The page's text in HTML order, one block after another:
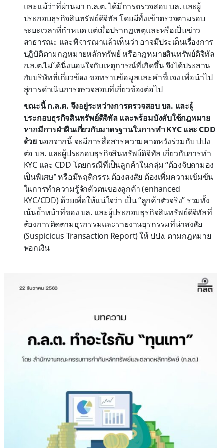
และแม้ว่าที่ผ่านมา ก.ล.ต. ได้มีการตรวจสอบ บล. และผู้
ประกอบธุรกิจสินทรัพย์ดิจิทัล โดยมีทั้งเข้าตรวจตามรอบ
ระยะเวลาที่กำหนด แต่เมื่อปรากฏเหตุและหรือเป็นข่าว
สาธารณะ และพิจารณาแล้วเห็นว่า อาจมีประเด็นเรื่องการ
ปฏิบัติตามกฎหมายหลักทรัพย์ หรือกฎหมายสินทรัพย์ดิจิทัล
ก.ล.ต.ไม่ได้นิ่งนอนใจกับเหตุการณ์ที่เกิดขึ้น จึงได้ประสาน
กับบริษัทที่เกี่ยวข้อง ขอทราบข้อมูลและคำชี้แจง เพื่อนำไป
สู่การดำเนินการตรวจสอบที่เกี่ยวข้องต่อไป
ขณะนี้ ก.ล.ต. จึงอยู่ระหว่างการตรวจสอบ บล. และผู้
ประกอบธุรกิจสินทรัพย์ดิจิทัล และพร้อมบังคับใช้กฎหมาย
หากมีการฝ่าฝืนเกี่ยวกับมาตรฐานในการทำ KYC และ CDD
ด้วยนอกจากนี้ จะมีการสื่อสารความคาดหวังร่วมกับ ปปง
ต่อ บล. และผู้ประกอบธุรกิจสินทรัพย์ดิจิทัล เกี่ยวกับการทำ
KYC และ CDD โดยกรณีที่เป็นลูกค้าในกลุ่ม “ต้องจับตามอง
เป็นพิเศษ” หรือมีพฤติกรรมต้องสงสัย ต้องเพิ่มความเข้มข้น
ในการทําความรู้จักตัวตนของลูกค้า (enhanced
KYC/CDD) ด้วยเพื่อให้แน่ใจว่า เป็น “ลูกค้าตัวจริง” รวมทั้ง
เน้นย้ำหน้าที่ของ บล. และผู้ประกอบธุรกิจสินทรัพย์ดิจิทัลที่
ต้องการติดตามธุรกรรมและรายงานธุรกรรมที่น่าสงสัย
(Suspicious Transaction Report) ให้ ปปง. ตามกฎหมาย
ฟอกเงิน